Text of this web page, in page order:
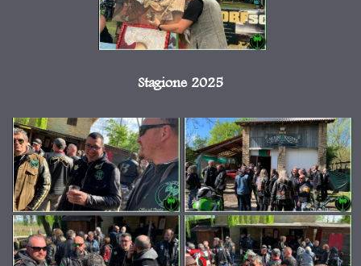
Stagione 2025